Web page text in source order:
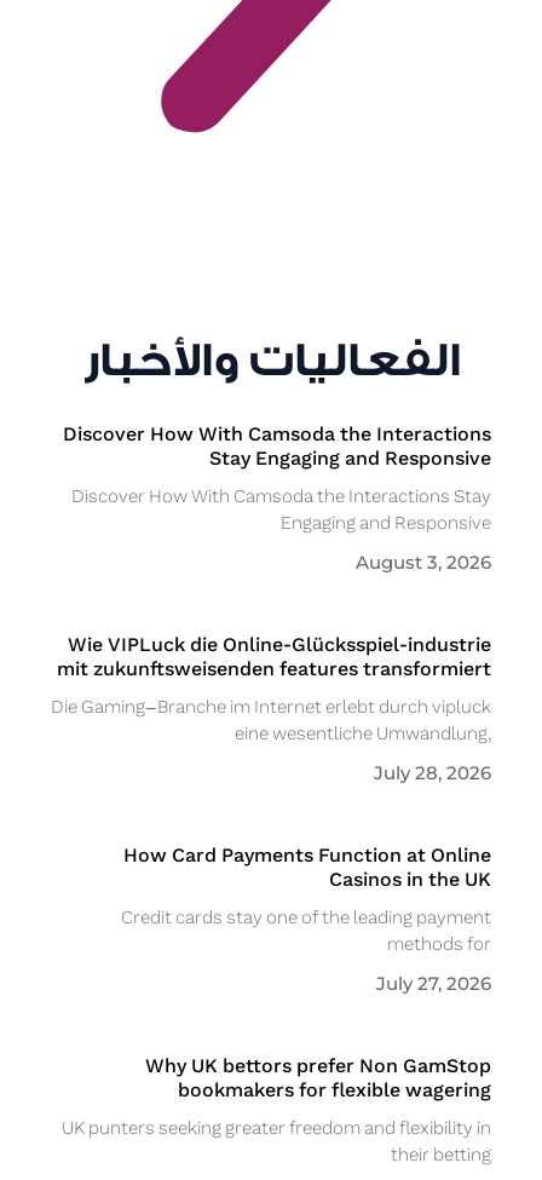
الفعاليات والأخبار
Discover How With Camsoda the Interactions
Stay Engaging and Responsive
Discover How With Camsoda the Interactions Stay
Engaging and Responsive
August 3, 2026
Wie VIPLuck die Online-Glücksspiel-industrie
mit zukunftsweisenden features transformiert
Die Gaming-Branche im Internet erlebt durch vipluck
eine wesentliche Umwandlung,
July 28, 2026
How Card Payments Function at Online
Casinos in the UK
Credit cards stay one of the leading payment
methods for
July 27, 2026
Why UK bettors prefer Non GamStop
bookmakers for flexible wagering
UK punters seeking greater freedom and flexibility in
their betting